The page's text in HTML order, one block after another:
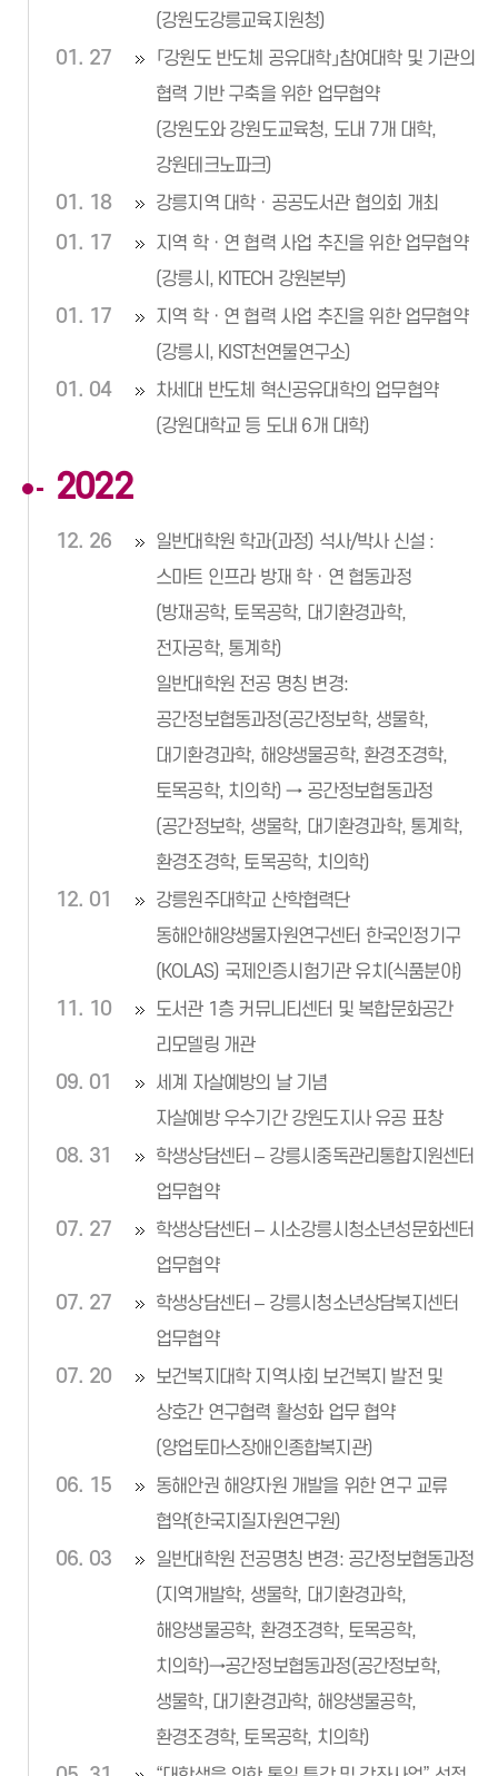
(강원도강릉교육지원청)
01. 27
「강원도 반도체 공유대학」참여대학 및 기관의
협력 기반 구축을 위한 업무협약
(강원도와 강원도교육청, 도내 7개 대학,
강원테크노파크)
01. 18 강릉지역 대학ㆍ공공도서관 협의회 개최
01. 17
지역 학ㆍ연 협력 사업 추진을 위한 업무협약
(강릉시, KITECH 강원본부)
01. 17
지역 학ㆍ연 협력 사업 추진을 위한 업무협약
(강릉시, KIST천연물연구소)
01. 04
차세대 반도체 혁신공유대학의 업무협약
(강원대학교 등 도내 6개 대학)
2022
12. 26
일반대학원 학과(과정) 석사/박사 신설 :
스마트 인프라 방재 학ㆍ연 협동과정
(방재공학, 토목공학, 대기환경과학,
전자공학, 통계학)
일반대학원 전공 명칭 변경:
공간정보협동과정(공간정보학, 생물학,
대기환경과학, 해양생물공학, 환경조경학,
토목공학, 치의학) → 공간정보협동과정
(공간정보학, 생물학, 대기환경과학, 통계학,
환경조경학, 토목공학, 치의학)
12. 01
강릉원주대학교 산학협력단
동해안해양생물자원연구센터 한국인정기구
(KOLAS) 국제인증시험기관 유치(식품분야)
11. 10
도서관 1층 커뮤니티센터 및 복합문화공간
리모델링 개관
09. 01
세계 자살예방의 날 기념
자살예방 우수기간 강원도지사 유공 표창
08. 31
학생상담센터 – 강릉시중독관리통합지원센터
업무협약
07. 27
학생상담센터 – 시소강릉시청소년성문화센터
업무협약
07. 27
학생상담센터 – 강릉시청소년상담복지센터
업무협약
07. 20
보건복지대학 지역사회 보건복지 발전 및
상호간 연구협력 활성화 업무 협약
(양업토마스장애인종합복지관)
06. 15
동해안권 해양자원 개발을 위한 연구 교류
협약(한국지질자원연구원)
06. 03
일반대학원 전공명칭 변경: 공간정보협동과정
(지역개발학, 생물학, 대기환경과학,
해양생물공학, 환경조경학, 토목공학,
치의학)→공간정보협동과정(공간정보학,
생물학, 대기환경과학, 해양생물공학,
환경조경학, 토목공학, 치의학)